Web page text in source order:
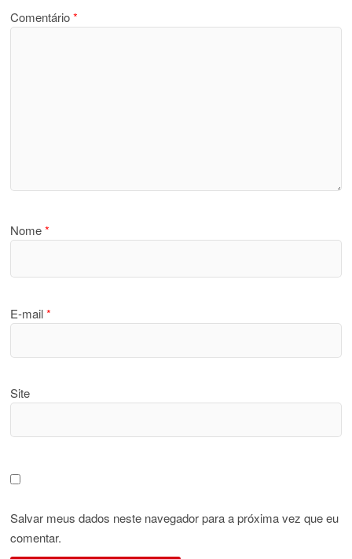
Comentário*
Nome*
E-mail*
Site
Salvar meus dados neste navegador para a próxima vez que eu
comentar.